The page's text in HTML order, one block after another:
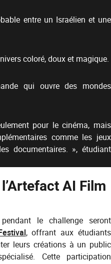
entre un Israélien et une
coloré, doux et magique.
qui ouvre des mondes
pour le cinéma, mais
comme les jeux
documentaires. », étudiant
AI Film
le challenge seront
, offrant aux étudiants
leurs créations à un public
Cette participation